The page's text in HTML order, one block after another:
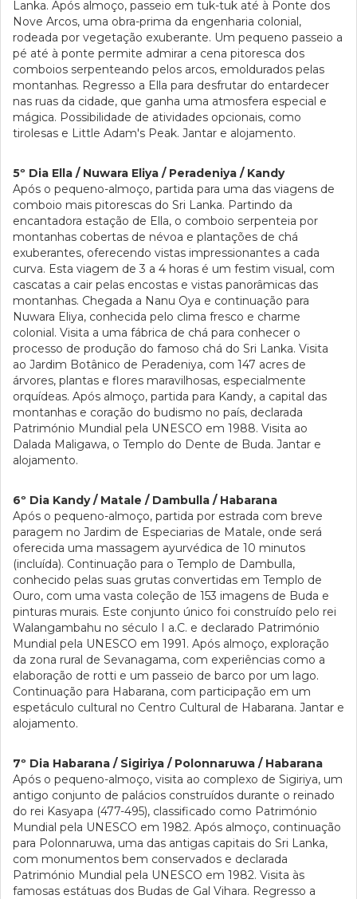
Lanka. Após almoço, passeio em tuk-tuk até à Ponte dos
Nove Arcos, uma obra-prima da engenharia colonial,
rodeada por vegetação exuberante. Um pequeno passeio a
pé até à ponte permite admirar a cena pitoresca dos
comboios serpenteando pelos arcos, emoldurados pelas
montanhas. Regresso a Ella para desfrutar do entardecer
nas ruas da cidade, que ganha uma atmosfera especial e
mágica. Possibilidade de atividades opcionais, como
tirolesas e Little Adam's Peak. Jantar e alojamento.
5º Dia Ella / Nuwara Eliya / Peradeniya / Kandy
Após o pequeno-almoço, partida para uma das viagens de
comboio mais pitorescas do Sri Lanka. Partindo da
encantadora estação de Ella, o comboio serpenteia por
montanhas cobertas de névoa e plantações de chá
exuberantes, oferecendo vistas impressionantes a cada
curva. Esta viagem de 3 a 4 horas é um festim visual, com
cascatas a cair pelas encostas e vistas panorâmicas das
montanhas. Chegada a Nanu Oya e continuação para
Nuwara Eliya, conhecida pelo clima fresco e charme
colonial. Visita a uma fábrica de chá para conhecer o
processo de produção do famoso chá do Sri Lanka. Visita
ao Jardim Botânico de Peradeniya, com 147 acres de
árvores, plantas e flores maravilhosas, especialmente
orquídeas. Após almoço, partida para Kandy, a capital das
montanhas e coração do budismo no país, declarada
Património Mundial pela UNESCO em 1988. Visita ao
Dalada Maligawa, o Templo do Dente de Buda. Jantar e
alojamento.
6º Dia Kandy / Matale / Dambulla / Habarana
Após o pequeno-almoço, partida por estrada com breve
paragem no Jardim de Especiarias de Matale, onde será
oferecida uma massagem ayurvédica de 10 minutos
(incluída). Continuação para o Templo de Dambulla,
conhecido pelas suas grutas convertidas em Templo de
Ouro, com uma vasta coleção de 153 imagens de Buda e
pinturas murais. Este conjunto único foi construído pelo rei
Walangambahu no século I a.C. e declarado Património
Mundial pela UNESCO em 1991. Após almoço, exploração
da zona rural de Sevanagama, com experiências como a
elaboração de rotti e um passeio de barco por um lago.
Continuação para Habarana, com participação em um
espetáculo cultural no Centro Cultural de Habarana. Jantar e
alojamento.
7º Dia Habarana / Sigiriya / Polonnaruwa / Habarana
Após o pequeno-almoço, visita ao complexo de Sigiriya, um
antigo conjunto de palácios construídos durante o reinado
do rei Kasyapa (477-495), classificado como Património
Mundial pela UNESCO em 1982. Após almoço, continuação
para Polonnaruwa, uma das antigas capitais do Sri Lanka,
com monumentos bem conservados e declarada
Património Mundial pela UNESCO em 1982. Visita às
famosas estátuas dos Budas de Gal Vihara. Regresso a